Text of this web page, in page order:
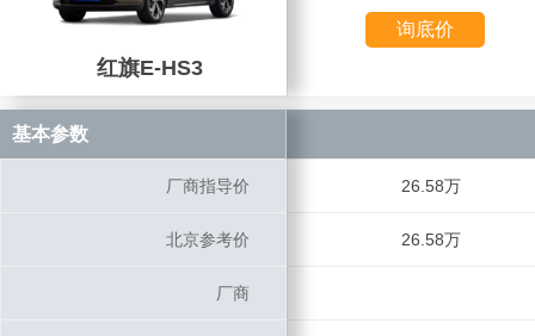
红旗E-HS3
红旗E-HS3
询底价
基本参数
厂商指导价 26.58万
北京参考价 26.58万
厂商
基本参数
厂商指导价
北京参考价
厂商